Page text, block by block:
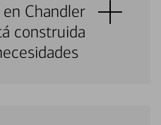
Chandler
construida